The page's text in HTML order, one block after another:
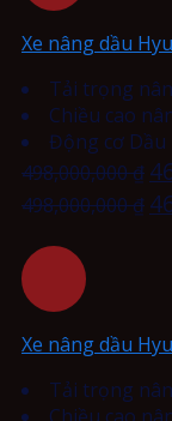
Xe nâng dầu
Tải trọng
Chiều cao
Động cơ Dầu
498,000,000₫
498,000,000₫
Xe nâng dầu
Tải trọng